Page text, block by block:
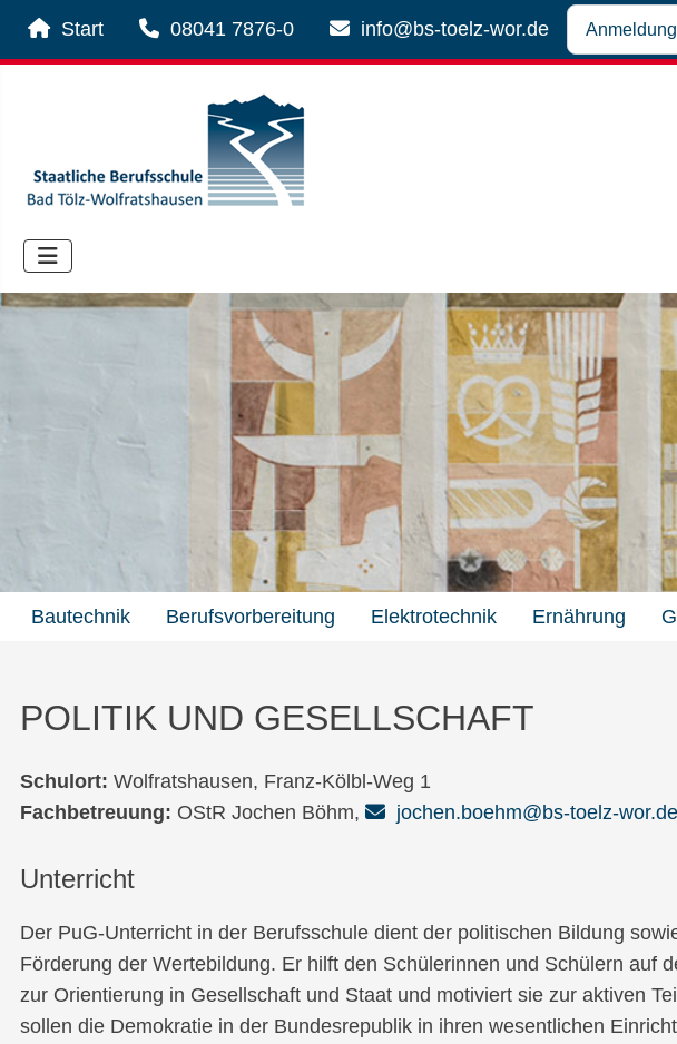
Start 08041 7876-0 info@bs-toelz-wor.de Anmeldung
Bautechnik Berufsvorbereitung Elektrotechnik Ernährung
POLITIK UND GESELLSCHAFT
Schulort: Wolfratshausen, Franz-Kölbl-Weg 1
Fachbetreuung: OStR Jochen Böhm, jochen.boehm@bs-toelz-wor.de
Unterricht
Der PuG-Unterricht in der Berufsschule dient der politischen Bildung
Förderung der Wertebildung. Er hilft den Schülerinnen und Schülern auf
zur Orientierung in Gesellschaft und Staat und motiviert sie zur aktiven
sollen die Demokratie in der Bundesrepublik in ihren wesentlichen